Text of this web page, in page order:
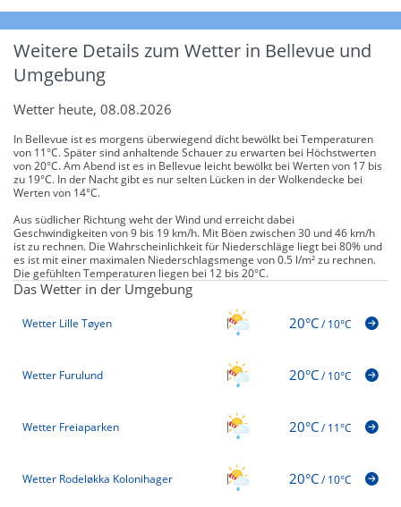
Weitere Details zum Wetter in Bellevue und
Umgebung
Wetter heute, 08.08.2026
In Bellevue ist es morgens überwiegend dicht bewölkt bei Temperaturen
von 11°C. Später sind anhaltende Schauer zu erwarten bei Höchstwerten
von 20°C. Am Abend ist es in Bellevue leicht bewölkt bei Werten von 17 bis
zu 19°C. In der Nacht gibt es nur selten Lücken in der Wolkendecke bei
Werten von 14°C.
Aus südlicher Richtung weht der Wind und erreicht dabei
Geschwindigkeiten von 9 bis 19 km/h. Mit Böen zwischen 30 und 46 km/h
ist zu rechnen. Die Wahrscheinlichkeit für Niederschläge liegt bei 80% und
es ist mit einer maximalen Niederschlagsmenge von 0.5 l/m² zu rechnen.
Die gefühlten Temperaturen liegen bei 12 bis 20°C.
Das Wetter in der Umgebung
Wetter Lille Tøyen 20°C/10°C
Wetter Furulund 20°C/10°C
Wetter Freiaparken 20°C/11°C
Wetter Rodeløkka Kolonihager 20°C/10°C